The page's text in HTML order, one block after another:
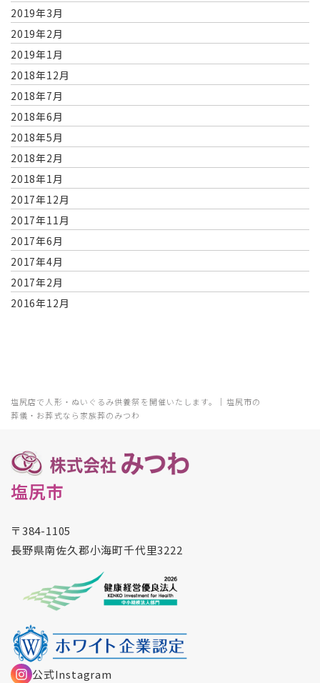
塩尻店で人形・ぬいぐるみ供養祭を開催いたします。｜塩尻市の
葬儀・お葬式なら家族葬のみつわ
2019年3月
2019年2月
2019年1月
2018年12月
2018年7月
2018年6月
2018年5月
2018年2月
2018年1月
2017年12月
2017年11月
2017年6月
2017年4月
2017年2月
2016年12月
塩尻市
〒384-1105
長野県南佐久郡小海町千代里3222
公式Instagram